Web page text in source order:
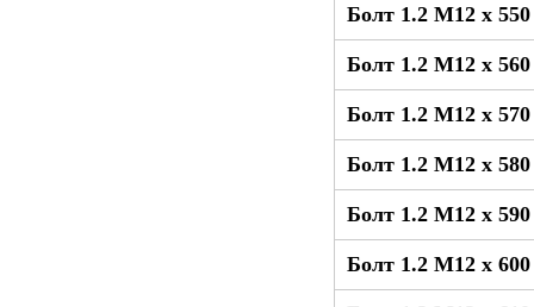
Болт 1.2 М12 x
Болт 1.2 М12 x
Болт 1.2 М12 x
Болт 1.2 М12 x
Болт 1.2 М12 x
Болт 1.2 М12 x